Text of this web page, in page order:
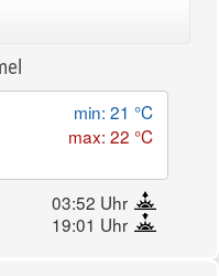
min: 21 °C
max: 22 °C
03:52 Uhr
19:01 Uhr